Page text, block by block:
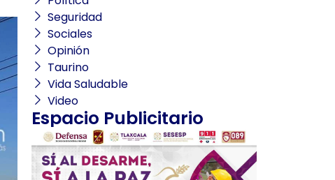
Seguridad
Sociales
Opinión
Taurino
Vida Saludable
Video
Espacio Publicitario